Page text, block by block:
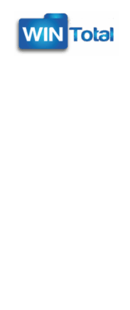
Inhalt
springen